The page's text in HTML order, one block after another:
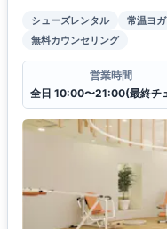
シューズレンタル 常温ヨガ
無料カウンセリング
営業時間